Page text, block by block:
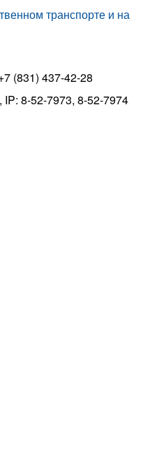
транспорте и на
(831) 437-42-28
8-52-7973, 8-52-7974